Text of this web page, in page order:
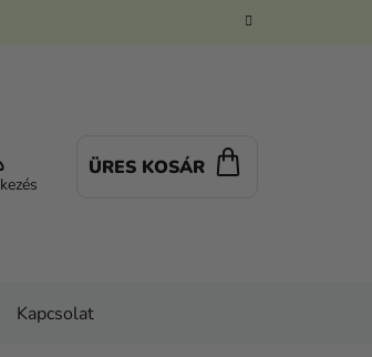
ÜRES KOSÁR
Kapcsolat